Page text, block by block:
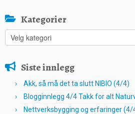
Kategorier
Kategorier
Siste innlegg
Akk, så må det ta slutt NIBIO (4/4)
Blogginnlegg 4/4 Takk for alt
Nettverksbygging og erfaringer (4/